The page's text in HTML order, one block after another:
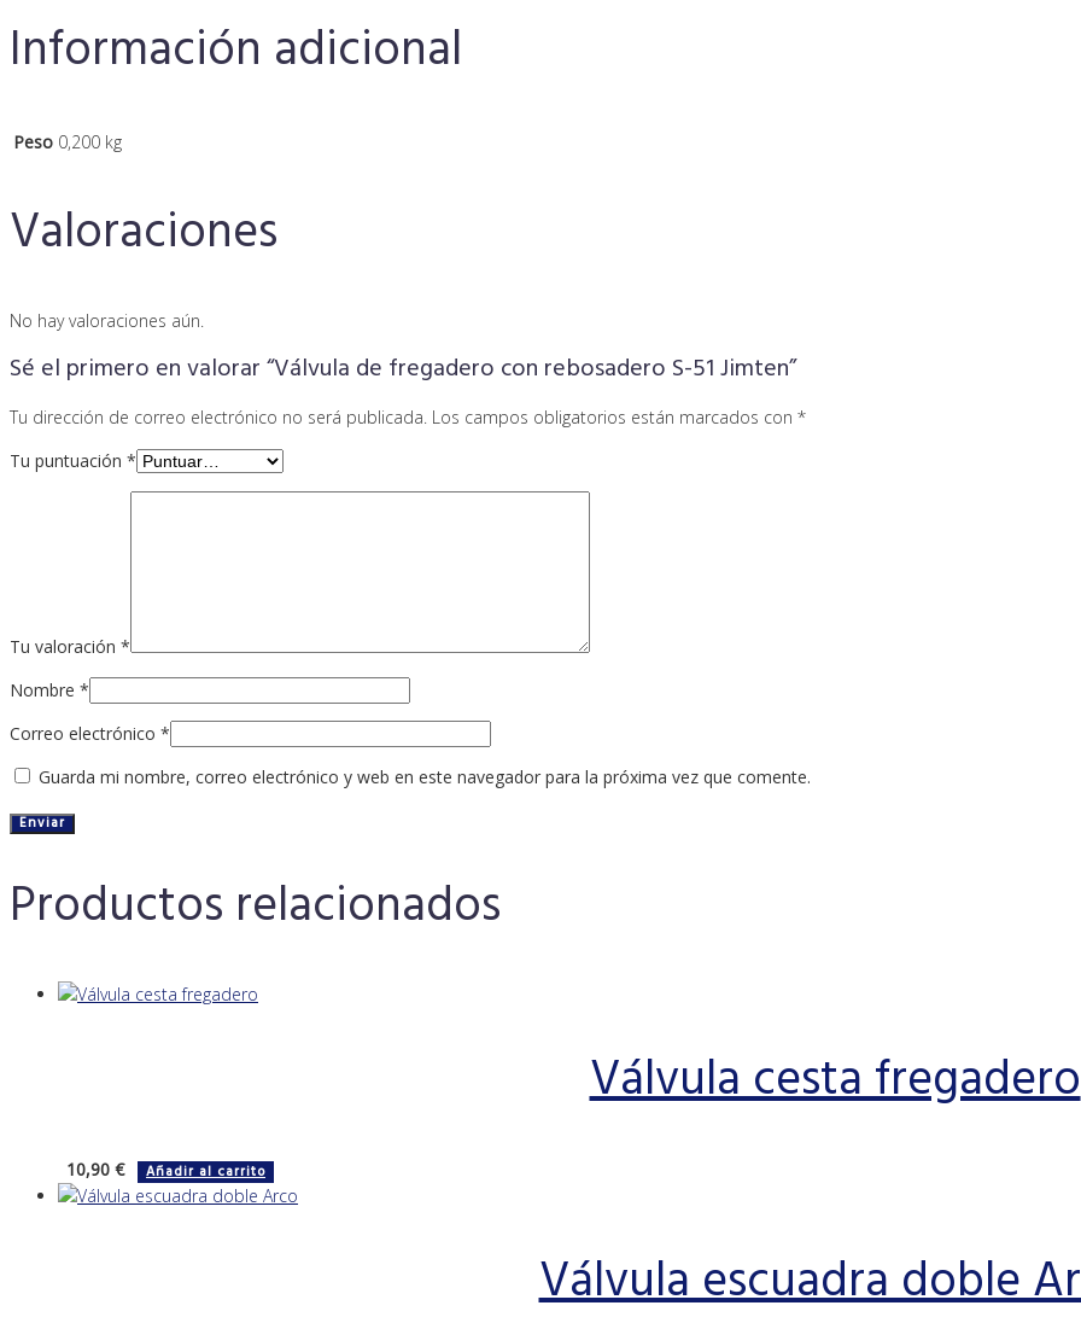
Información adicional
Peso 0,200 kg
Valoraciones
No hay valoraciones aún.
Sé el primero en valorar “Válvula de fregadero con rebosadero S-51 Jimten”
Tu dirección de correo electrónico no será publicada. Los campos obligatorios están marcados con *
Tu puntuación *
Tu valoración *
Nombre *
Correo electrónico *
Guarda mi nombre, correo electrónico y web en este navegador para la próxima vez que comente.
Productos relacionados
Válvula cesta fregadero
10,90 € Añadir al carrito
Válvula escuadra doble